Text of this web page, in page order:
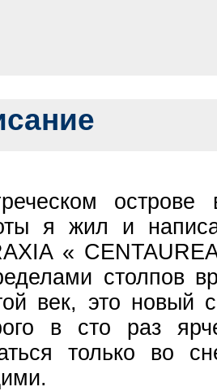
острове
я жил и
«
столпов
век, это новый
в сто раз
только во